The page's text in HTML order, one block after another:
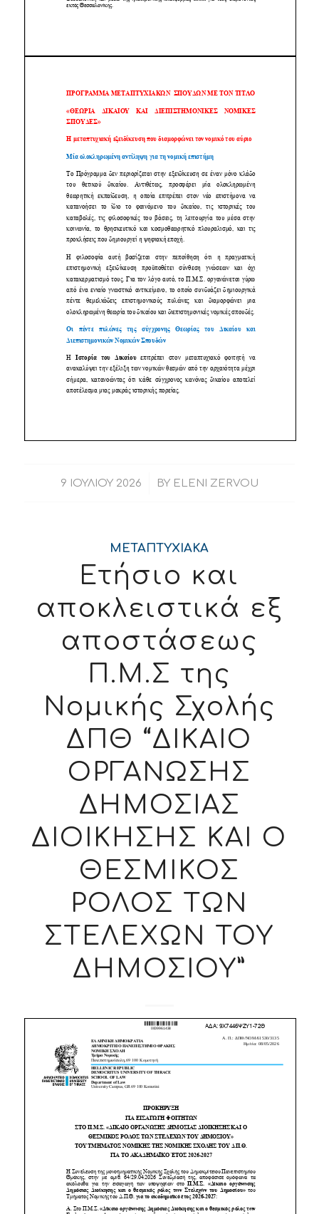
9 ΙΟΥΛΊΟΥ 2026
/ BY ELENI ZERVOU
ΜΕΤΑΠΤΥΧΙΑΚΑ
Ετήσιο και
αποκλειστικά εξ
αποστάσεως
Π.Μ.Σ της
Νομικής Σχολής
ΔΠΘ “ΔΙΚΑΙΟ
ΟΡΓΑΝΩΣΗΣ
ΔΗΜΟΣΙΑΣ
ΔΙΟΙΚΗΣΗΣ ΚΑΙ Ο
ΘΕΣΜΙΚΟΣ
ΡΟΛΟΣ ΤΩΝ
ΣΤΕΛΕΧΩΝ ΤΟΥ
ΔΗΜΟΣΙΟΥ”